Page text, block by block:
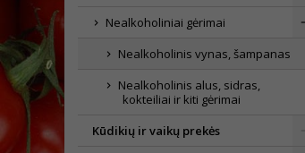
Nealkoholiniai gėrimai
Nealkoholinis vynas, šampanas
Nealkoholinis alus, sidras,
kokteiliai ir kiti gėrimai
Kūdikių ir vaikų prekės